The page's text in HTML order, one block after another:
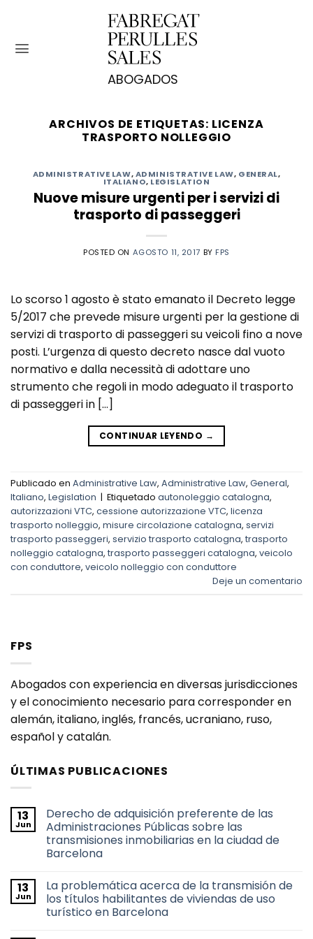
contenido
ARCHIVOS DE ETIQUETAS: LICENZA
TRASPORTO NOLLEGGIO
ADMINISTRATIVE LAW,ADMINISTRATIVE LAW, GENERAL,
ITALIANO, LEGISLATION
Nuove misure urgenti per i servizi di
trasporto di passeggeri
POSTED ON AGOSTO 11, 2017 BY FPS
Lo scorso 1 agosto è stato emanato il Decreto legge
5/2017 che prevede misure urgenti per la gestione di
servizi di trasporto di passeggeri su veicoli fino a nove
posti. L’urgenza di questo decreto nasce dal vuoto
normativo e dalla necessità di adottare uno
strumento che regoli in modo adeguato il trasporto
di passeggeri in […]
CONTINUAR LEYENDO →
Publicado en Administrative Law, Administrative Law, General,
Italiano, Legislation | Etiquetado autonoleggio catalogna,
autorizzazioni VTC, cessione autorizzazione VTC, licenza
trasporto nolleggio, misure circolazione catalogna, servizi
trasporto passeggeri, servizio trasporto catalogna, trasporto
nolleggio catalogna, trasporto passeggeri catalogna, veicolo
con conduttore, veicolo nolleggio con conduttore
Deje un comentario
FPS
Abogados con experiencia en diversas jurisdicciones
y el conocimiento necesario para corresponder en
alemán, italiano, inglés, francés, ucraniano, ruso,
español y catalán.
ÚLTIMAS PUBLICACIONES
13
Jun
Derecho de adquisición preferente de las
Administraciones Públicas sobre las
transmisiones inmobiliarias en la ciudad de
Barcelona
comentarios
en
Derecho
de
13
Jun
La problemática acerca de la transmisión de
los títulos habilitantes de viviendas de uso
turístico en Barcelona